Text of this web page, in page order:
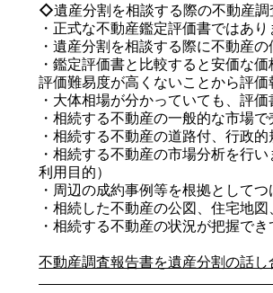
◇遺産分割を相談する際の不動産
・正式な不動産鑑定評価書ではあ
・遺産分割を相談する際に不動産の
・鑑定評価書と比較すると安価な
評価難易度が高くないことから評価
・大体相場が分かっていても、評
・相続する不動産の一般的な市場
・相続する不動産の道路付、行政
・相続する不動産の市場分析を行
利用目的）
・周辺の成約事例等を根拠としてつ
・相続した不動産の公図、住宅地
・相続する不動産の状況が把握で
不動産調査報告書を遺産分割の話し